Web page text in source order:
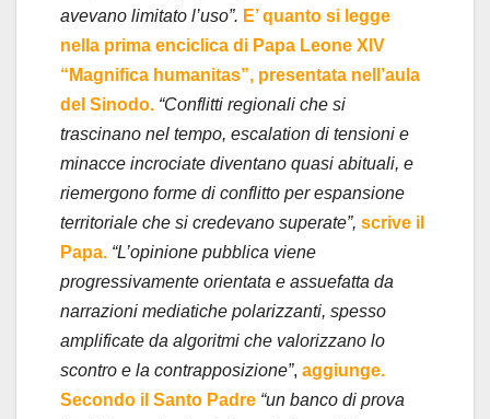
avevano limitato l’uso”. E’ quanto si legge
nella prima enciclica di Papa Leone XIV
“Magnifica humanitas”, presentata nell’aula
del Sinodo. “Conflitti regionali che si
trascinano nel tempo, escalation di tensioni e
minacce incrociate diventano quasi abituali, e
riemergono forme di conflitto per espansione
territoriale che si credevano superate”, scrive il
Papa. “L’opinione pubblica viene
progressivamente orientata e assuefatta da
narrazioni mediatiche polarizzanti, spesso
amplificate da algoritmi che valorizzano lo
scontro e la contrapposizione”, aggiunge.
Secondo il Santo Padre “un banco di prova